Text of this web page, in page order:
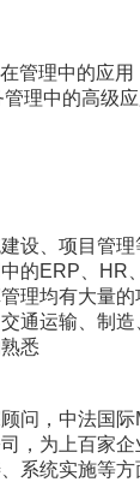
管理中的应用
理中的高级应
设、项目管
的ERP、HR
理均有大量
通运输、制
悉
问，中法国
，为上百家
系统实施等